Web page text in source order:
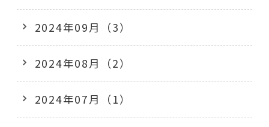
2024年09月（3）
2024年08月（2）
2024年07月（1）